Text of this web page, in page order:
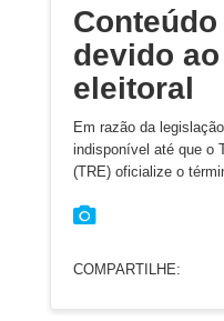
devido
eleitoral
Em razão da
indisponível até que o
(TRE) oficialize o
COMPARTILHE: